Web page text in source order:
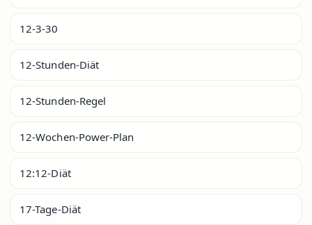
12-3-30
12-Stunden-Diät
12-Stunden-Regel
12-Wochen-Power-Plan
12:12-Diät
17-Tage-Diät